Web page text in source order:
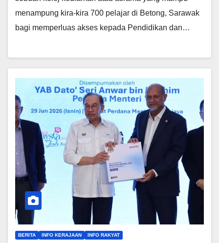
menampung kira-kira 700 pelajar di Betong, Sarawak
bagi memperluas akses kepada Pendidikan dan…
BERITA INFO KERAJAAN INFO RAKYAT